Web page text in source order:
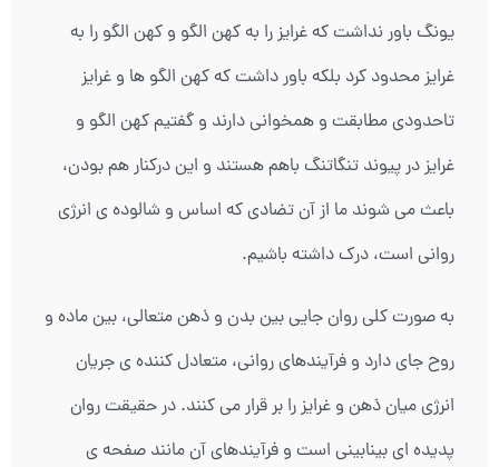
یونگ باور نداشت که غرایز را به کهن الگو و کهن الگو را به
غرایز محدود کرد بلکه باور داشت که کهن الگو ها و غرایز
تاحدودی مطابقت و همخوانی دارند و گفتیم کهن الگو و
غرایز در پیوند تنگاتنگ باهم هستند و این درکنار هم بودن،
باعث می شوند ما از آن تضادی که اساس و شالوده ی انرژی
روانی است، درک داشته باشیم.
به صورت کلی روان جایی بین بدن و ذهن متعالی، بین ماده و
روح جای دارد و فرآیندهای روانی، متعادل کننده ی جریان
انرژی میان ذهن و غرایز را بر قرار می کنند. در حقیقت روان
پدیده ای بینابینی است و فرآیندهای آن مانند صفحه ی